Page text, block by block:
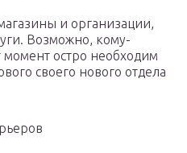
и организации,
Возможно, кому-
момент остро необходим
своего нового отдела